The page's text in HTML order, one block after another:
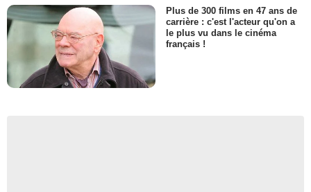
Plus de 300 films en 47 ans de
carrière : c'est l'acteur qu'on a
le plus vu dans le cinéma
français !